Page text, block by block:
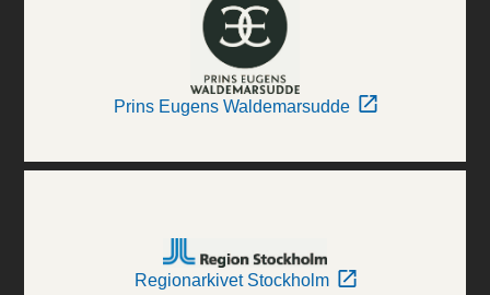
Prins Eugens Waldemarsudde
Regionarkivet Stockholm